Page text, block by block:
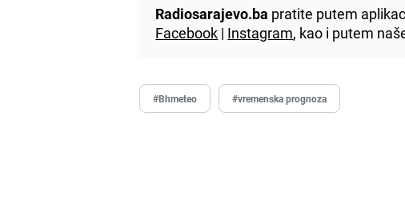
Radiosarajevo.ba pratite putem
Facebook | Instagram, kao i putem
#Bhmeteo #vremenska prognoza